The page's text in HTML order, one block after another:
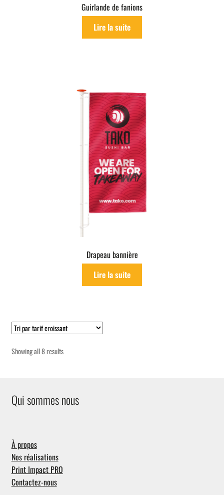
Guirlande de fanions
Lire la suite
Drapeau bannière
Lire la suite
Showing all 8 resultsSorted
high
Qui sommes nous
À propos
Nos réalisations
Print Impact PRO
Contactez-nous